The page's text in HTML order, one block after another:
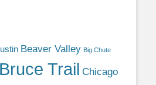
Beaver Valley Big Chute
Bruce Trail Chicago